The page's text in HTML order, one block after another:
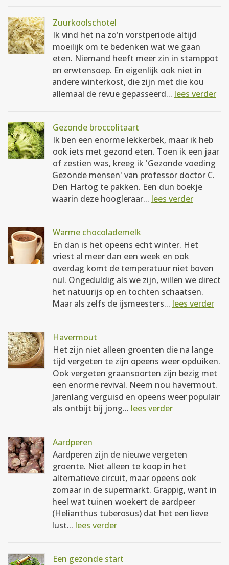
Zuurkoolschotel
Ik vind het na zo'n vorstperiode altijd
moeilijk om te bedenken wat we gaan
eten. Niemand heeft meer zin in stamppot
en erwtensoep. En eigenlijk ook niet in
andere winterkost, die zijn met die kou
allemaal de revue gepasseerd... lees verder
Gezonde broccolitaart
Ik ben een enorme lekkerbek, maar ik heb
ook iets met gezond eten. Toen ik een jaar
of zestien was, kreeg ik 'Gezonde voeding
Gezonde mensen' van professor doctor C.
Den Hartog te pakken. Een dun boekje
waarin deze hoogleraar... lees verder
Warme chocolademelk
En dan is het opeens echt winter. Het
vriest al meer dan een week en ook
overdag komt de temperatuur niet boven
nul. Ongeduldig als we zijn, willen we direct
het natuurijs op en tochten schaatsen.
Maar als zelfs de ijsmeesters... lees verder
Havermout
Het zijn niet alleen groenten die na lange
tijd vergeten te zijn opeens weer opduiken.
Ook vergeten graansoorten zijn bezig met
een enorme revival. Neem nou havermout.
Jarenlang verguisd en opeens weer populair
als ontbijt bij jong... lees verder
Aardperen
Aardperen zijn de nieuwe vergeten
groente. Niet alleen te koop in het
alternatieve circuit, maar opeens ook
zomaar in de supermarkt. Grappig, want in
heel wat tuinen woekert de aardpeer
(Helianthus tuberosus) dat het een lieve
lust... lees verder
Een gezonde start